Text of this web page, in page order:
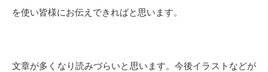
を使い皆様にお伝えできればと思います。
文章が多くなり読みづらいと思います。今後イラストなどが